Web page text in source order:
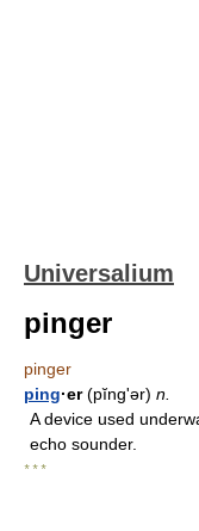
Universalium
pinger
pinger
ping·er(pĭngʹər) n.
A device used
echo sounder.
* * *